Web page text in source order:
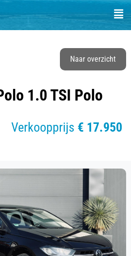
Naar overzicht
1.0 TSI Polo
Verkoopprijs € 17.950